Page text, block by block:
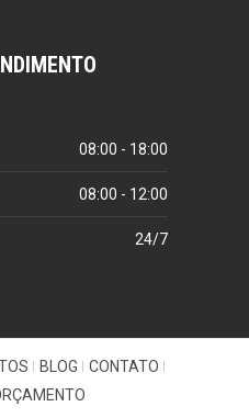
08:00 - 18:00
08:00 - 12:00
24/7
BLOG
CONTATO